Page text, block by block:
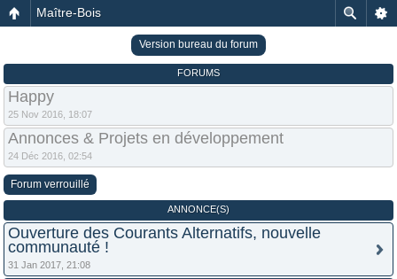
Maître-Bois
Version bureau du forum
FORUMS
Happy
25 Nov 2016, 18:07
Annonces & Projets en développement
24 Déc 2016, 02:54
Forum verrouillé
ANNONCE(S)
Ouverture des Courants Alternatifs, nouvelle
communauté !
31 Jan 2017, 21:08